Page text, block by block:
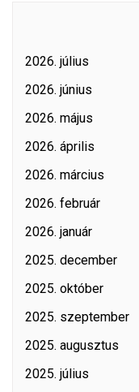
2026. július
2026. június
2026. május
2026. április
2026. március
2026. február
2026. január
2025. december
2025. október
2025. szeptember
2025. augusztus
2025. július